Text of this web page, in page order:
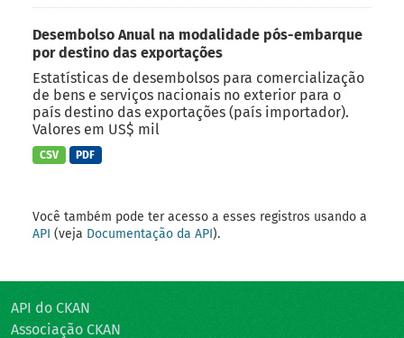
Desembolso Anual na modalidade pós-embarque
por destino das exportações
Estatísticas de desembolsos para comercialização
de bens e serviços nacionais no exterior para o
país destino das exportações (país importador).
Valores em US$ mil
CSV PDF
Você também pode ter acesso a esses registros usando a
API (veja Documentação da API).
API do CKAN
Associação CKAN